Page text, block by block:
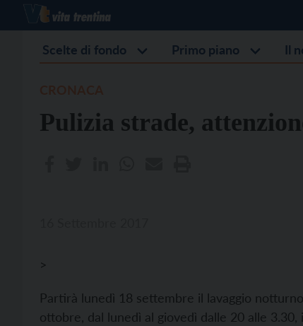
Scelte di fondo Primo piano Il
Pulizia strade,
>
Partirà lunedì 18 settembre il lavaggio
ottobre, dal lunedì al giovedì dalle 20 alle